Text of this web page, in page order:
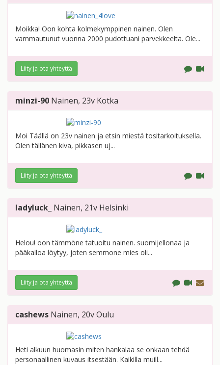
Moikka! Oon kohta kolmekymppinen nainen. Olen
vammautunut vuonna 2000 pudottuani parvekkeelta. Ole...
Liity ja ota yhteyttä
minzi-90 Nainen, 23v Kotka
Moi Täällä on 23v nainen ja etsin miestä tositarkoituksella.
Olen tällänen kiva, pikkasen uj...
Liity ja ota yhteyttä
ladyluck_ Nainen, 21v Helsinki
Helou! oon tämmöne tatuoitu nainen. suomijellonaa ja
pääkalloa löytyy, joten semmone mies oli...
Liity ja ota yhteyttä
cashews Nainen, 20vOulu
Heti alkuun huomasin miten hankalaa se onkaan tehdä
personaallinen kuvaus itsestään. Kaikilla muill...